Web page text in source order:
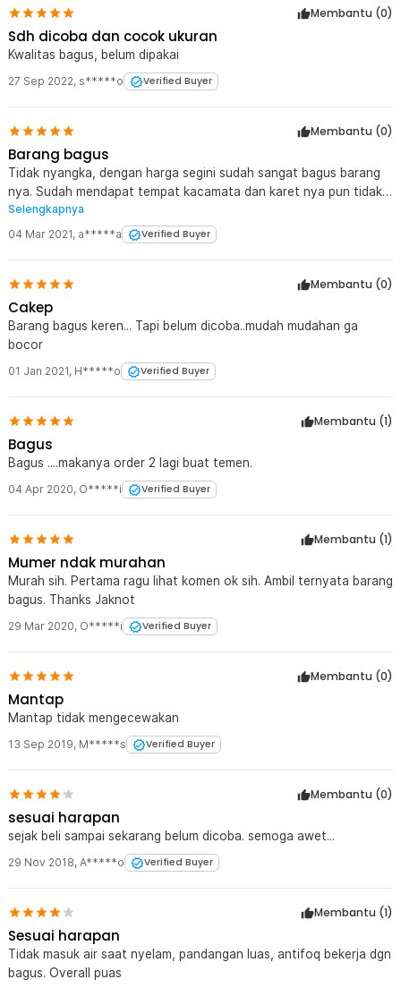
Membantu (0)
Sdh dicoba dan cocok ukuran
Kwalitas bagus, belum dipakai
27 Sep 2022, s*****o Verified Buyer
Membantu (0)
Barang bagus
Tidak nyangka, dengan harga segini sudah sangat bagus barang
nya. Sudah mendapat tempat kacamata dan karet nya pun tidak
bocor
Selengkapnya
04 Mar 2021, a*****a Verified Buyer
Membantu (0)
Cakep
Barang bagus keren... Tapi belum dicoba..mudah mudahan ga
bocor
01 Jan 2021, H*****o Verified Buyer
Membantu (1)
Bagus
Bagus ....makanya order 2 lagi buat temen.
04 Apr 2020, O*****i Verified Buyer
Membantu (1)
Mumer ndak murahan
Murah sih. Pertama ragu lihat komen ok sih. Ambil ternyata barang
bagus. Thanks Jaknot
29 Mar 2020, O*****i Verified Buyer
Membantu (0)
Mantap
Mantap tidak mengecewakan
13 Sep 2019, M*****s Verified Buyer
Membantu (0)
sesuai harapan
sejak beli sampai sekarang belum dicoba. semoga awet...
29 Nov 2018, A*****o Verified Buyer
Membantu (1)
Sesuai harapan
Tidak masuk air saat nyelam, pandangan luas, antifoq bekerja dgn
bagus. Overall puas